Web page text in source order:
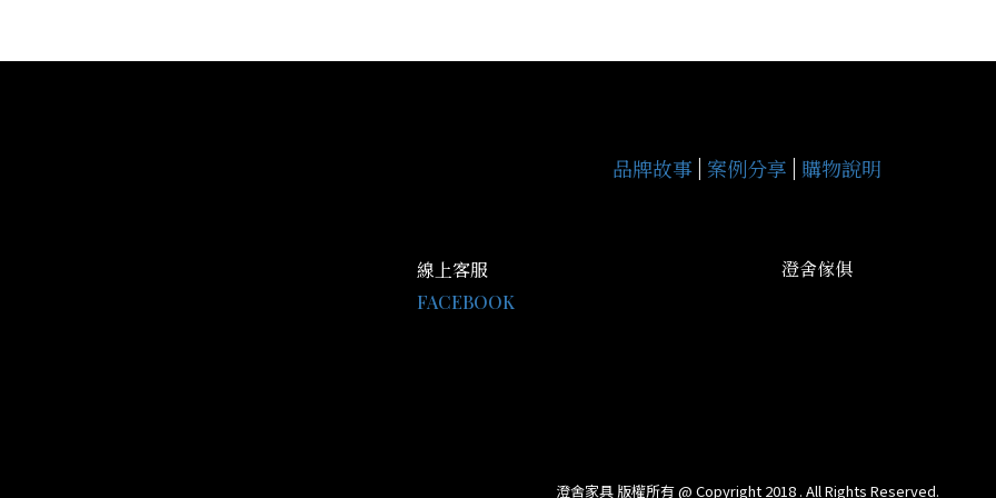
品牌故事 案例分享 購物說明
線上客服
FACEBOOK
澄舍傢俱
澄舍家具 版權所有 @ Copyright 2018 . All Rights Reserved.